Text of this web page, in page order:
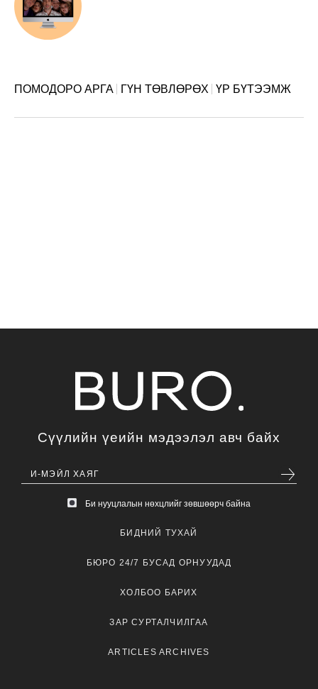
ПОМОДОРО АРГА ГҮН ТӨВЛӨРӨХ ҮР БҮТЭЭМЖ
Сүүлийн үеийн мэдээлэл авч байх
Би нууцлалын нөхцлийг зөвшөөрч байна
БИДНИЙ ТУХАЙ
БЮРО 24/7 БУСАД ОРНУУДАД
ХОЛБОО БАРИХ
ЗАР СУРТАЛЧИЛГАА
ARTICLES ARCHIVES